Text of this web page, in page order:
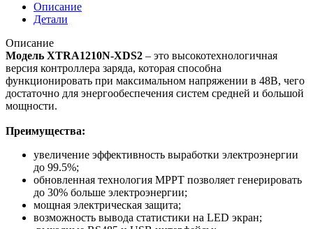
Описание
Детали
Описание
Модель XTRA1210N-XDS2 – это высокотехнологичная
версия контроллера заряда, которая способна
функционировать при максимальном напряжении в 48В, чего
достаточно для энергообеспечения систем средней и большой
мощности.
Преимущества:
увеличение эффективность выработки электроэнергии
до 99.5%;
обновленная технология МРРТ позволяет генерировать
до 30% больше электроэнергии;
мощная электрическая защита;
возможность вывода статистики на LED экран;